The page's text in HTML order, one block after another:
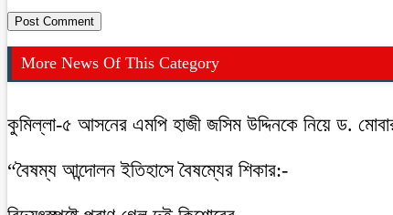
More News Of This Category
কুমিল্লা-৫ আসনের এমপি হাজী জসিম উদ্দিনকে নিয়ে ড.
“বৈষম্য আন্দোলন ইতিহাসে বৈষম্যের শিকার:-